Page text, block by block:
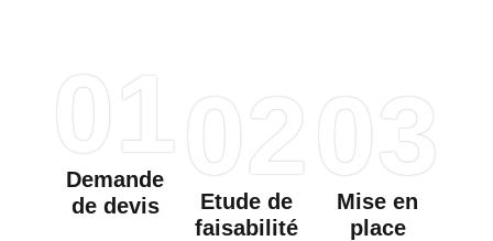
01
Demande
de devis
02
Etude de
faisabilité
03
Mise en
place